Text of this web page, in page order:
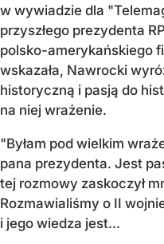
w wywiadzie dla
przyszłego prezydenta
polsko-amerykańskiego
wskazała, Nawrocki
historyczną i pasją do
na niej wrażenie.
"Byłam pod wielkim
pana prezydenta. Jest
tej rozmowy zaskoczył
Rozmawialiśmy o II
i jego wiedza jest...